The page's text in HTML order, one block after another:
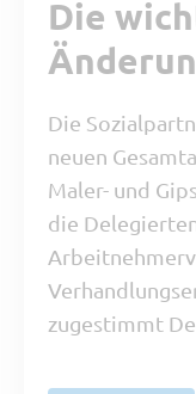
Die
Die
neuen
Maler- und
die
zugestimmt